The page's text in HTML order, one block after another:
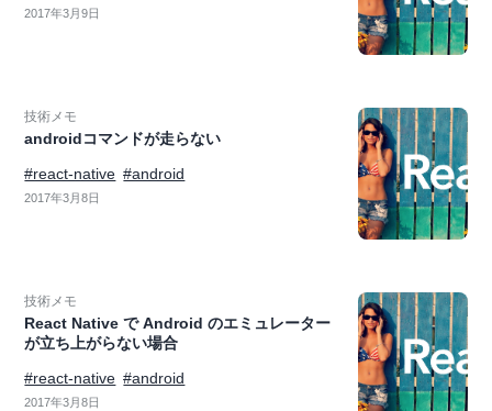
2017年3月9日
技術メモ
androidコマンドが走らない
#react-native #android
2017年3月8日
技術メモ
React Native で Android のエミュレーター
が立ち上がらない場合
#react-native #android
2017年3月8日